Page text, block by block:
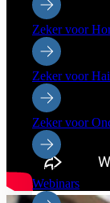
Zeker voor
Zeker voor
Zeker voor
Evenementen
Webinars